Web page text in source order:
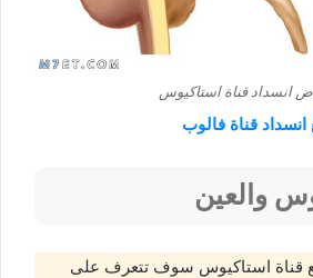
انسداد قناة استاكيوس
قناة فالوب
والعين
قناة استاكيوس سوف تتعرف على